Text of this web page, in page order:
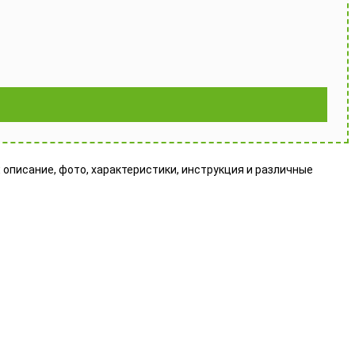
фото, характеристики, инструкция и различные